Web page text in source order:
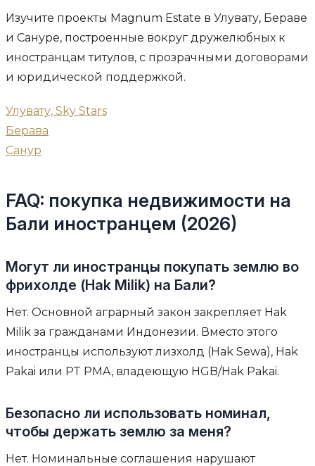
Изучите проекты Magnum Estate в Улувату, Бераве
и Сануре, построенные вокруг дружелюбных к
иностранцам титулов, с прозрачными договорами
и юридической поддержкой.
Улувату, Sky Stars
Берава
Санур
FAQ: покупка недвижимости на
Бали иностранцем (2026)
Могут ли иностранцы покупать землю во
фрихолде (Hak Milik) на Бали?
Нет. Основной аграрный закон закрепляет Hak
Milik за гражданами Индонезии. Вместо этого
иностранцы используют лизхолд (Hak Sewa), Hak
Pakai или PT PMA, владеющую HGB/Hak Pakai.
Безопасно ли использовать номинал,
чтобы держать землю за меня?
Нет. Номинальные соглашения нарушают